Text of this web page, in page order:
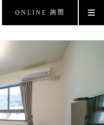
ONLINE 詢問